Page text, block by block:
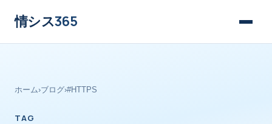
情シス365
ホーム›ブログ›#HTTPS
TAG